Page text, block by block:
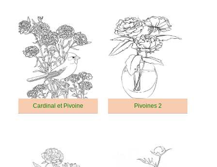
Cardinal et Pivoine Pivoines 2